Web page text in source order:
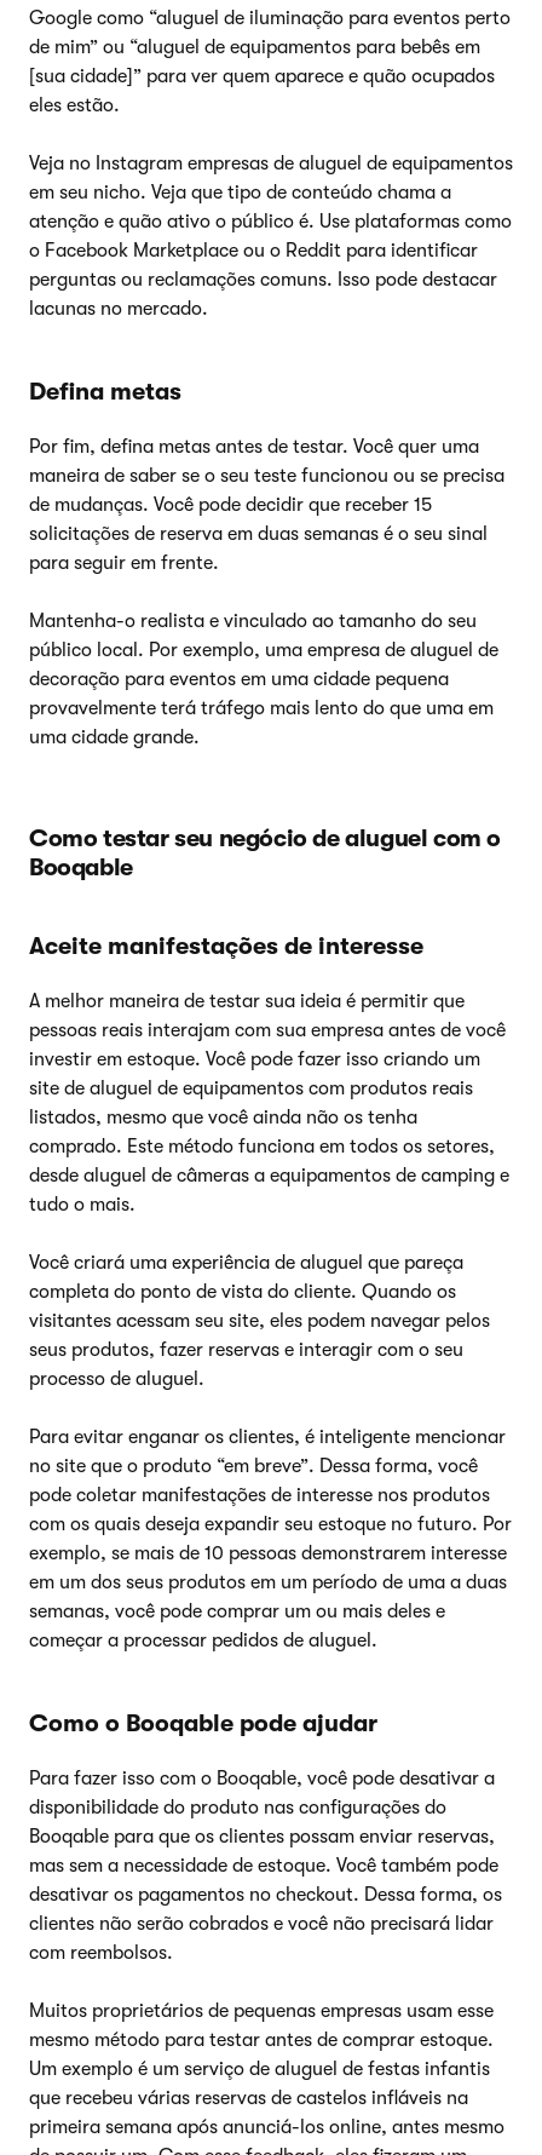
Google como “aluguel de iluminação para eventos perto
de mim” ou “aluguel de equipamentos para bebês em
[sua cidade]” para ver quem aparece e quão ocupados
eles estão.
Veja no Instagram empresas de aluguel de equipamentos
em seu nicho. Veja que tipo de conteúdo chama a
atenção e quão ativo o público é. Use plataformas como
o Facebook Marketplace ou o Reddit para identificar
perguntas ou reclamações comuns. Isso pode destacar
lacunas no mercado.
Defina metas
Por fim, defina metas antes de testar. Você quer uma
maneira de saber se o seu teste funcionou ou se precisa
de mudanças. Você pode decidir que receber 15
solicitações de reserva em duas semanas é o seu sinal
para seguir em frente.
Mantenha-o realista e vinculado ao tamanho do seu
público local. Por exemplo, uma empresa de aluguel de
decoração para eventos em uma cidade pequena
provavelmente terá tráfego mais lento do que uma em
uma cidade grande.
Como testar seu negócio de aluguel com o
Booqable
Aceite manifestações de interesse
A melhor maneira de testar sua ideia é permitir que
pessoas reais interajam com sua empresa antes de você
investir em estoque. Você pode fazer isso criando um
site de aluguel de equipamentos com produtos reais
listados, mesmo que você ainda não os tenha
comprado. Este método funciona em todos os setores,
desde aluguel de câmeras a equipamentos de camping e
tudo o mais.
Você criará uma experiência de aluguel que pareça
completa do ponto de vista do cliente. Quando os
visitantes acessam seu site, eles podem navegar pelos
seus produtos, fazer reservas e interagir com o seu
processo de aluguel.
Para evitar enganar os clientes, é inteligente mencionar
no site que o produto “em breve”. Dessa forma, você
pode coletar manifestações de interesse nos produtos
com os quais deseja expandir seu estoque no futuro. Por
exemplo, se mais de 10 pessoas demonstrarem interesse
em um dos seus produtos em um período de uma a duas
semanas, você pode comprar um ou mais deles e
começar a processar pedidos de aluguel.
Como o Booqable pode ajudar
Para fazer isso com o Booqable, você pode desativar a
disponibilidade do produto nas configurações do
Booqable para que os clientes possam enviar reservas,
mas sem a necessidade de estoque. Você também pode
desativar os pagamentos no checkout. Dessa forma, os
clientes não serão cobrados e você não precisará lidar
com reembolsos.
Muitos proprietários de pequenas empresas usam esse
mesmo método para testar antes de comprar estoque.
Um exemplo é um serviço de aluguel de festas infantis
que recebeu várias reservas de castelos infláveis na
primeira semana após anunciá-los online, antes mesmo